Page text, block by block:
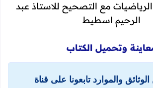
الرياضيات مع التصحيح للاستاذ عبد
الرحيم اسطيط
وتحميل الكتاب
والموارد تابعونا على قناة